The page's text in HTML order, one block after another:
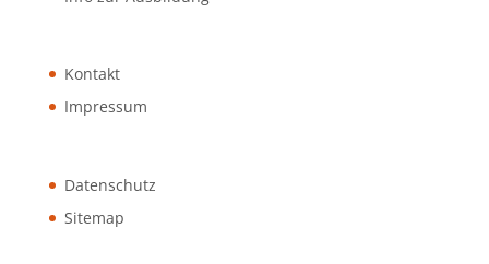
Kontakt
Impressum
Datenschutz
Sitemap